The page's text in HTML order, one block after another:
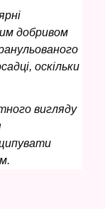
добривом
оскільки
вигляду